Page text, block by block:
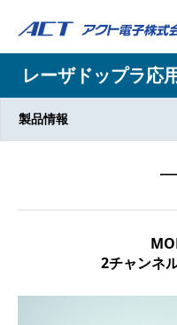
レーザドップラ応
製品情報
2チャンネ